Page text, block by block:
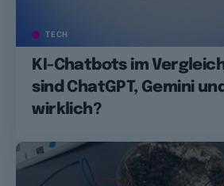
TECH
KI-Chatbots im
sind ChatGPT, Gemini
wirklich?